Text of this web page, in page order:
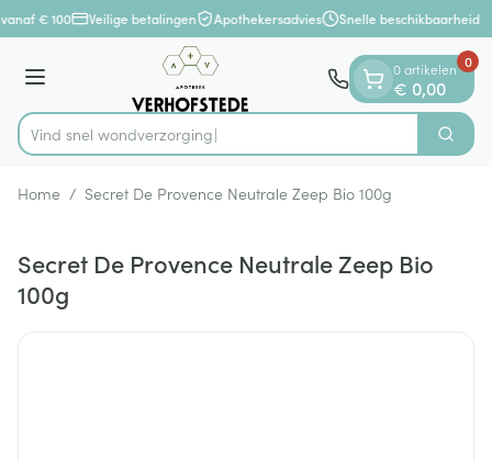
Ga naar de inhoud
1 van 1
€ 100 Veilige betalingen Apothekersadvies Snelle beschikbaarheid
Menu
Product, merk, categorie...
Vind snel wondve Zoek
0 artikelen
€ 0,00
0
Home / Secret De Provence Neutrale Zeep Bio 100g
Secret De Provence Neutrale Zeep Bio
100g